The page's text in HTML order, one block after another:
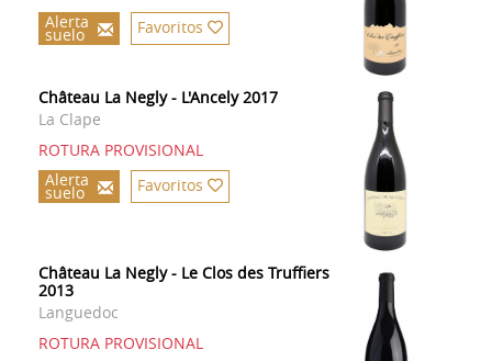
Alerta
suelo Favoritos
Château La Negly - L'Ancely 2017
La Clape
ROTURA PROVISIONAL
Alerta
suelo Favoritos
Château La Negly - Le Clos des Truffiers
2013
Languedoc
ROTURA PROVISIONAL